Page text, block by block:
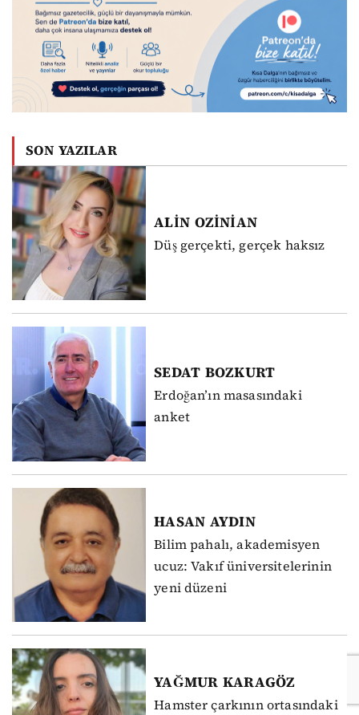
SON YAZILAR
ALİN OZİNİAN
Düş gerçekti, gerçek haksız
SEDAT BOZKURT
Erdoğan’ın masasındaki
anket
HASAN AYDIN
Bilim pahalı, akademisyen
ucuz: Vakıf üniversitelerinin
yeni düzeni
YAĞMUR KARAGÖZ
Hamster çarkının ortasındaki